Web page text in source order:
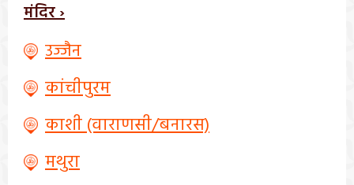
मंदिर ›
उज्जैन
कांचीपुरम
काशी (वाराणसी/बनारस)
मथुरा